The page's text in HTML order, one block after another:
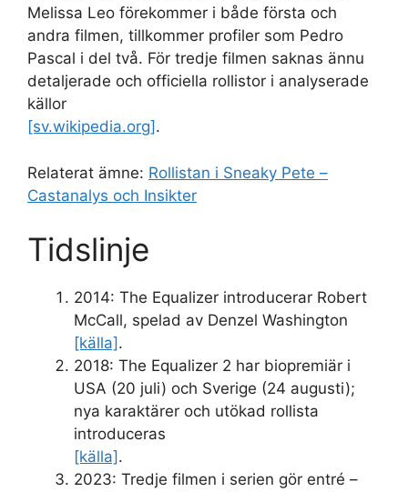
Melissa Leo förekommer i både första och
andra filmen, tillkommer profiler som Pedro
Pascal i del två. För tredje filmen saknas ännu
detaljerade och officiella rollistor i analyserade
källor
[sv.wikipedia.org] .
Relaterat ämne: Rollistan i Sneaky Pete –
Castanalys och Insikter
Tidslinje
2014: The Equalizer introducerar Robert
McCall, spelad av Denzel Washington
[källa] .
2018: The Equalizer 2 har biopremiär i
USA (20 juli) och Sverige (24 augusti);
nya karaktärer och utökad rollista
introduceras
[källa] .
2023: Tredje filmen i serien gör entré –